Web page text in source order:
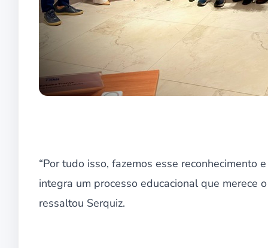
“Por tudo isso, fazemos esse
integra um processo educacional que merece
ressaltou Serquiz.